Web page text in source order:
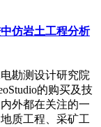
仿岩土工程分析
勘测设计研究院
的购买及技
外都在关注的一
质工程、采矿工